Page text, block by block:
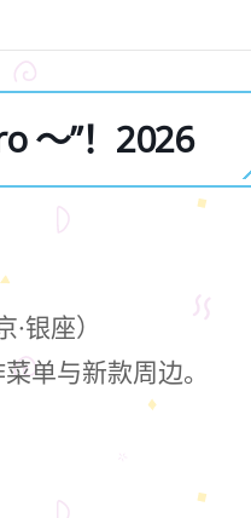
～”！2026
银座）
单与新款周边。